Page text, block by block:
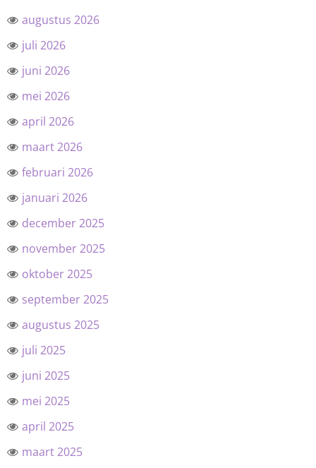
augustus 2026
juli 2026
juni 2026
mei 2026
april 2026
maart 2026
februari 2026
januari 2026
december 2025
november 2025
oktober 2025
september 2025
augustus 2025
juli 2025
juni 2025
mei 2025
april 2025
maart 2025